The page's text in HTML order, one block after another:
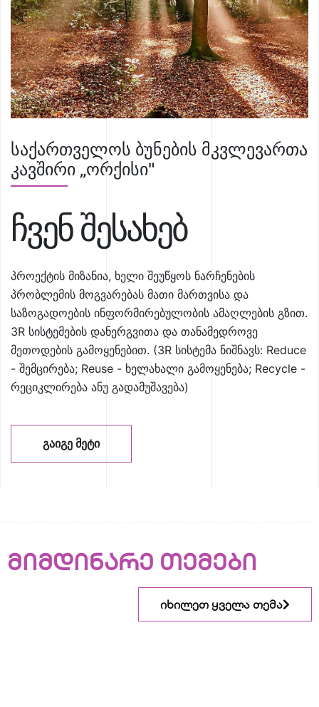
საქართველოს ბუნების მკვლევართა
კავშირი „ორქისი"
ჩვენ შესახებ
პროექტის მიზანია, ხელი შეუწყოს ნარჩენების
პრობლემის მოგვარებას მათი მართვისა და
საზოგადოების ინფორმირებულობის ამაღლების გზით.
3R სისტემების დანერგვითა და თანამედროვე
მეთოდების გამოყენებით. (3R სისტემა ნიშნავს: Reduce
- შემცირება; Reuse - ხელახალი გამოყენება; Recycle -
რეციკლირება ანუ გადამუშავება)
ᲒᲐᲘᲒᲔ ᲛᲔᲢᲘ
მიმდინარე თემები
იხილეთ ყველა თემა